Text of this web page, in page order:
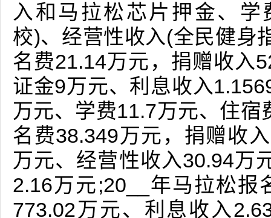
入和马拉松芯片押金、
校)、经营性收入(全民健身
名费21.14万元，捐赠收入
证金9万元、利息收入
万元、学费11.7万元、住
名费38.349万元，捐赠收
万元、经营性收入30.94万
2.16万元;20__年马拉松报
773.02万元、利息收入